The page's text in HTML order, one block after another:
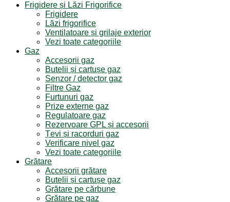
Frigidere și Lăzi Frigorifice
Frigidere
Lăzi frigorifice
Ventilatoare și grilaje exterior
Vezi toate categoriile
Gaz
Accesorii gaz
Butelii și cartușe gaz
Senzor / detector gaz
Filtre Gaz
Furtunuri gaz
Prize externe gaz
Regulatoare gaz
Rezervoare GPL și accesorii
Țevi și racorduri gaz
Verificare nivel gaz
Vezi toate categoriile
Grătare
Accesorii grătare
Butelii și cartușe gaz
Grătare pe cărbune
Grătare pe gaz